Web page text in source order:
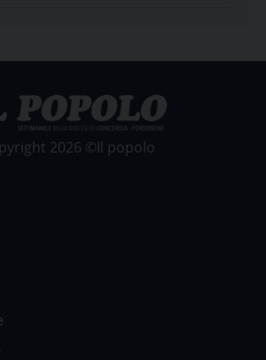
2026 ©Il popolo